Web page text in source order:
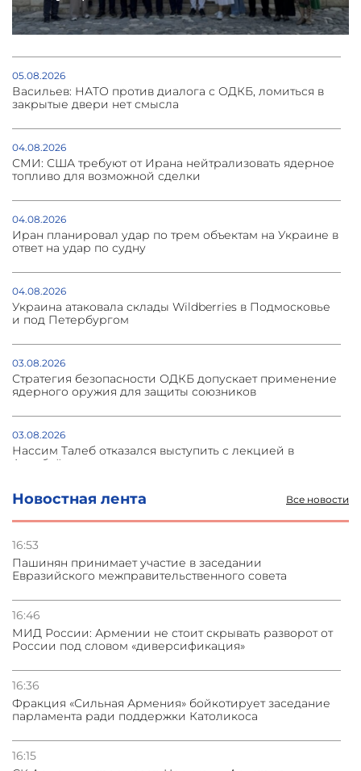
Новостная лента Все новости
16:53
Пашинян принимает участие в заседании
Евразийского межправительственного совета
16:46
МИД России: Армении не стоит скрывать разворот от
России под словом «диверсификация»
16:36
Фракция «Сильная Армения» бойкотирует заседание
парламента ради поддержки Католикоса
16:15
05.08.2026
Васильев: НАТО против диалога с ОДКБ, ломиться в
закрытые двери нет смысла
04.08.2026
СМИ: США требуют от Ирана нейтрализовать ядерное
топливо для возможной сделки
04.08.2026
Иран планировал удар по трем объектам на Украине в
ответ на удар по судну
04.08.2026
Украина атаковала склады Wildberries в Подмосковье
и под Петербургом
03.08.2026
Стратегия безопасности ОДКБ допускает применение
ядерного оружия для защиты союзников
03.08.2026
Нассим Талеб отказался выступить с лекцией в
Азербайджане
31.07.2026
Сотрудничество и очереди – детали визита главы
31.07.2026
31.07.2026
условии прекращения огня